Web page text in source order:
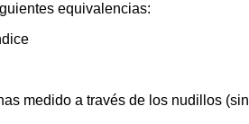
equivalencias:
medido a través de los nudillos (sin